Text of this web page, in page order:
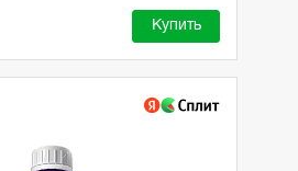
Купить